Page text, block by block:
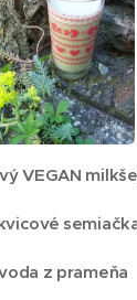
VEGAN
z prameňa